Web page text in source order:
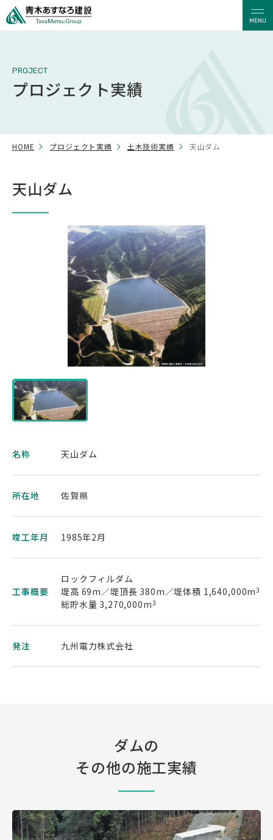
MENU
PROJECT
プロジェクト実績
HOME プロジェクト実績 土木技術実績 天山ダム
天山ダム
名称 天山ダム
所在地 佐賀県
竣工年月 1985年2月
工事概要
ロックフィルダム
堤高 69m／堤頂長 380m／堤体積 1,640,000m3
総貯水量 3,270,000m3
発注 九州電力株式会社
ダムの
その他の施工実績